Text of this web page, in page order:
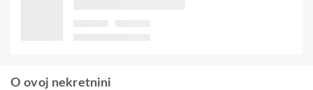
O ovoj nekretnini